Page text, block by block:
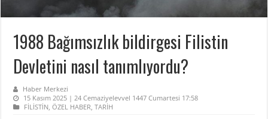
1988 Bağımsızlık bildirgesi Filistin
Devletini nasıl tanımlıyordu?
Haber Merkezi
15 Kasım 2025 | 24 Cemaziyelevvel 1447 Cumartesi 17:58
FİLİSTİN,ÖZEL HABER,TARİH